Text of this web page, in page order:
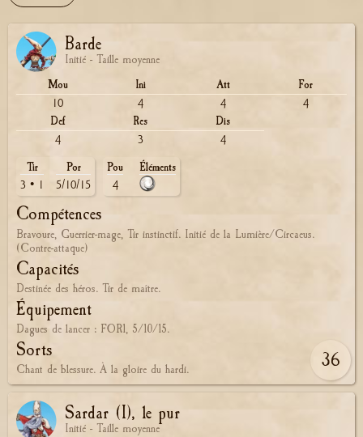
Barde
Initié - Taille moyenne
Mou
10
Ini
4
Att
4
For
4
Def
4
Res
3
Dis
4
Tir
3 • 1
Por
5/10/15
Pou
4
Éléments
Compétences
Bravoure, Guerrier-mage, Tir instinctif. Initié de la Lumière/Circaeus.
(Contre-attaque)
Capacités
Destinée des héros. Tir de maître.
Équipement
Dagues de lancer : FOR1, 5/10/15.
Sorts
Chant de blessure. À la gloire du hardi. 36
Sardar (I), le pur
Initié - Taille moyenne